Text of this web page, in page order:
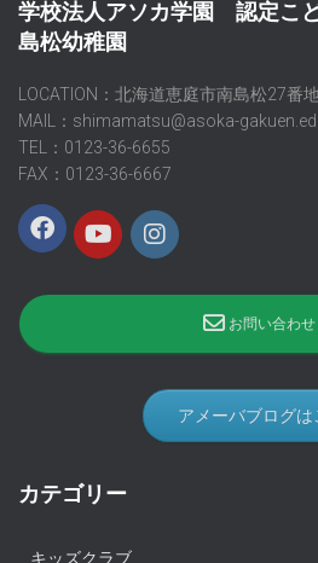
学校法人アソカ学園 認定こ
島松幼稚園
LOCATION：北海道恵庭市南島松27番
MAIL：shimamatsu@asoka-
TEL：0123-36-6655
FAX：0123-36-6667
お問い合わせ
アメーバブログは
カテゴリー
キッズクラブ